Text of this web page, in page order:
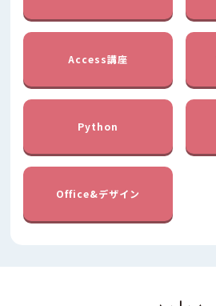
Access講座
Python
Office&デザイン